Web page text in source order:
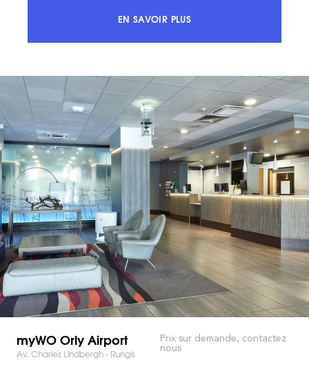
EN SAVOIR PLUSACCÉDEZ À 100% DU MARCHÉ ET
myWO Orly Airport
Av. Charles Lindbergh - Rungis
Prix sur demande, contactez
nous